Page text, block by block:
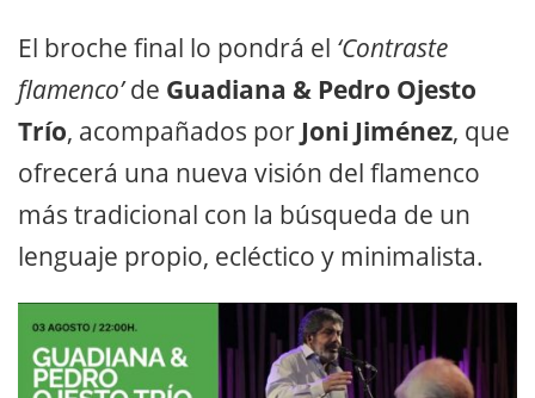
El broche final lo pondrá el ‘Contraste
flamenco’de Guadiana & Pedro Ojesto
Trío, acompañados por Joni Jiménez, que
ofrecerá una nueva visión del flamenco
más tradicional con la búsqueda de un
lenguaje propio, ecléctico y minimalista.